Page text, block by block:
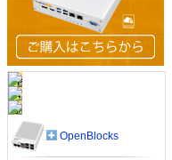
OpenBlocks